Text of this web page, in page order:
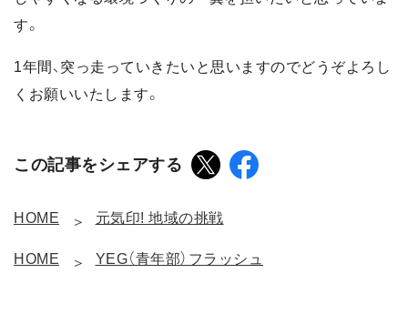
す。
1年間、突っ走っていきたいと思いますのでどうぞよろし
くお願いいたします。
この記事をシェアする
HOME 元気印! 地域の挑戦
HOME YEG（青年部）フラッシュ